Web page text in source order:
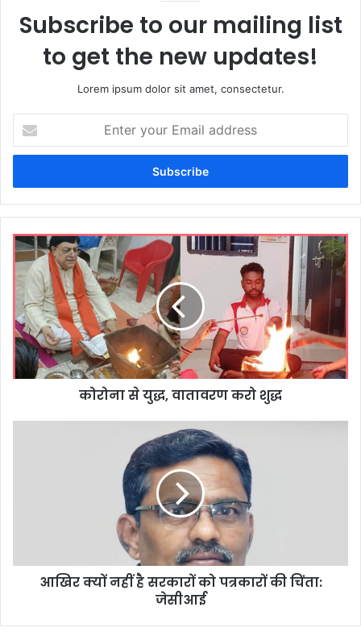
Subscribe to our mailing list
to get the new updates!
Lorem ipsum dolor sit amet, consectetur.
your
Email
कोरोना से युद्ध, वातावरण करो शुद्ध
आखिर क्यों नहीं है सरकारों को पत्रकारों की चिंता:
जेसीआई